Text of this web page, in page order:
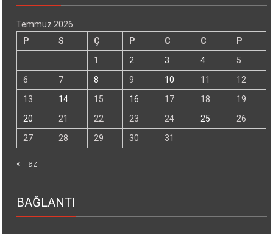
Temmuz 2026
P
S Ç P C C
P
1
2 3 4
5
6
7 8 9 10 11
12
13
14 15 16 17 18
19
20
21 22 23 24 25
26
27
28 29 30 31
« Haz
BAĞLANTI